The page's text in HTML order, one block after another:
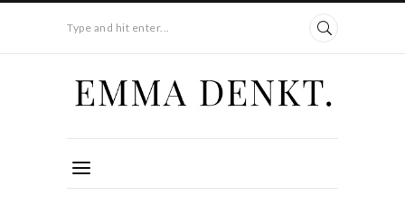
Type and hit enter...